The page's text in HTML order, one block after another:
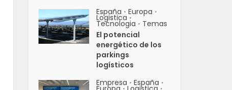
España • Europa •
Logistica •
Tecnologia • Temas
El potencial
energético de los
parkings
logísticos
Empresa • España •